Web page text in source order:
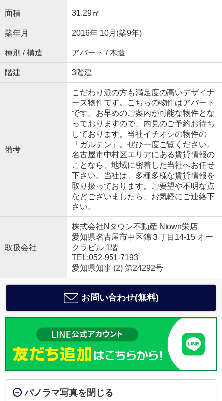
面積 31.29㎡
築年月 2016年 10月(築9年)
種別 / 構造 アパート / 木造
階建 3階建
備考
こだわり派の方も満足度の高いデザイナ
ーズ物件です。こちらの物件はアパート
です。お早めのご案内が可能な物件とな
っておりますので、内見のご予約お待ち
しております。当社イチオシの物件の
「ガルテン」。ぜひ一度ご覧ください。
名古屋市中村区エリアにある賃貸情報の
ことなら、地域に密着した当社へお任せ
下さい。当社は、多種多様な賃貸情報を
取り扱っております。ご要望や不明な点
などございましたら、お気軽にご連絡下
さい。
取扱会社
株式会社Nタウン不動産 Ntown栄店
愛知県名古屋市中区錦３丁目14-15 オー
クラビル 1階
TEL:052-951-7193
愛知県知事 (2) 第24292号
お問い合わせ(無料)
パノラマ写真を閉じる